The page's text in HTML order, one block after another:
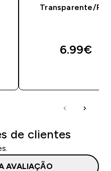
Transparente/
6.99€‎
de clientes
AVALIAÇÃO